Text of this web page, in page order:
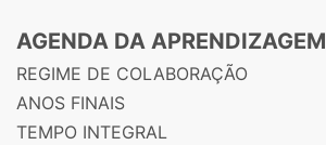
AGENDA DA APRENDIZAGEM
REGIME DE COLABORAÇÃO
ANOS FINAIS
TEMPO INTEGRAL